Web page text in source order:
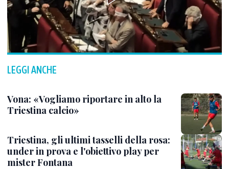
LEGGI ANCHE
Vona: «Vogliamo riportare in alto la
Triestina calcio»
Triestina, gli ultimi tasselli della rosa:
under in prova e l'obiettivo play per
mister Fontana